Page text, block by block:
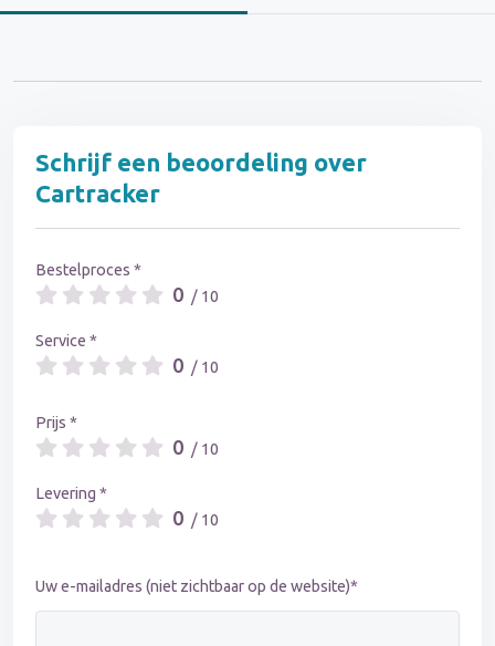
Schrijf een beoordeling over
Cartracker
Bestelproces *
0 / 10
Service *
0 / 10
Prijs *
0 / 10
Levering *
0 / 10
Uw e-mailadres (niet zichtbaar op de website)*